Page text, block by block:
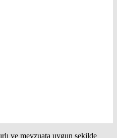
ve mevzuata uygun şekilde